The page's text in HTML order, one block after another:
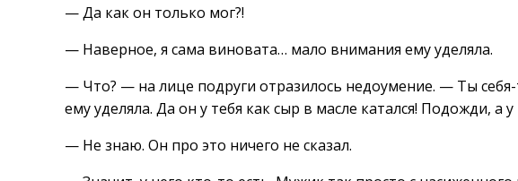
— Да как он только мог?!
— Наверное, я сама виновата… мало внимания ему уделяла.
— Что? — на лице подруги отразилось недоумение. — Ты
ему уделяла. Да он у тебя как сыр в масле катался! Подожди, а
— Не знаю. Он про это ничего не сказал.